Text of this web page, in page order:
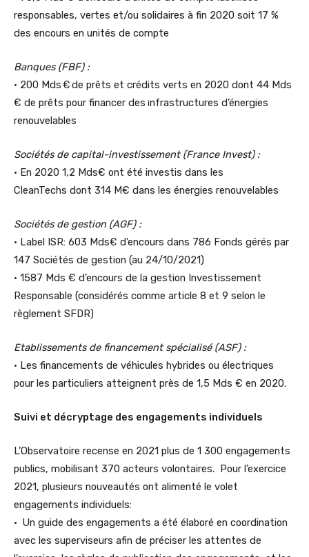
responsables, vertes et/ou solidaires à fin 2020 soit 17 %
des encours en unités de compte
Banques (FBF) :
• 200 Mds € de prêts et crédits verts en 2020 dont 44 Mds
€ de prêts pour financer des infrastructures d’énergies
renouvelables
Sociétés de capital-investissement (France Invest) :
• En 2020 1,2 Mds€ ont été investis dans les
CleanTechs dont 314 M€ dans les énergies renouvelables
Sociétés de gestion (AGF) :
• Label ISR: 603 Mds€ d’encours dans 786 Fonds gérés par
147 Sociétés de gestion (au 24/10/2021)
• 1587 Mds € d’encours de la gestion Investissement
Responsable (considérés comme article 8 et 9 selon le
règlement SFDR)
Etablissements de financement spécialisé (ASF) :
• Les financements de véhicules hybrides ou électriques
pour les particuliers atteignent près de 1,5 Mds € en 2020.
Suivi et décryptage des engagements individuels
L’Observatoire recense en 2021 plus de 1 300 engagements
publics, mobilisant 370 acteurs volontaires. Pour l’exercice
2021, plusieurs nouveautés ont alimenté le volet
engagements individuels:
• Un guide des engagements a été élaboré en coordination
avec les superviseurs afin de préciser les attentes de